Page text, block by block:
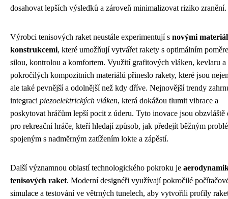
dosahovat lepších výsledků a zároveň minimalizovat riziko zranění.
Výrobci tenisových raket neustále experimentují s novými
konstrukcemi, které umožňují vytvářet rakety s optimálním
silou, kontrolou a komfortem. Využití grafitových vláken, kevlaru a
pokročilých kompozitních materiálů přineslo rakety, které jsou
ale také pevnější a odolnější než kdy dříve. Nejnovější trendy
integraci piezoelektrických vláken, která dokážou tlumit vibrace a
poskytovat hráčům lepší pocit z úderu. Tyto inovace jsou obzvláště
pro rekreační hráče, kteří hledají způsob, jak předejít běžným
spojeným s nadměrným zatížením lokte a zápěstí.
Další významnou oblastí technologického pokroku je
tenisových raket. Moderní designéři využívají pokročilé
simulace a testování ve větrných tunelech, aby vytvořili profily